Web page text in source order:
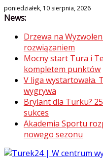
Skip
to
poniedziałek, 10 sierpnia, 2026
News:
Drzewa na
rozwiązaniem
Mocny start Tura i
kompletem punktów
V liga wystartowała.
wygrywa
Brylant dla Turku?
sukces
Akademia Sportu
nowego sezonu